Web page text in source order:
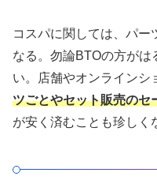
コスパに関しては、パー
なる。勿論BTOの方がは
い。店舗やオンラインシ
ツごとやセット販売のセ
が安く済むことも珍しく